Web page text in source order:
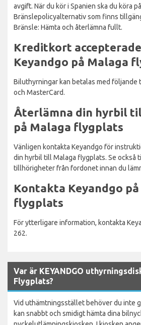
avgift. När du kör i Spanien ska du köra
Bränslepolicyalternativ som finns
Bränsle: Hämta och återlämna fullt.
Kreditkort
Keyandgo på Malaga
Biluthyrningar kan betalas med följande
och MasterCard.
Återlämna din hyrbil
på Malaga flygplats
Vänligen kontakta Keyandgo för
din hyrbil till Malaga flygplats. Se också
tillhörigheter från fordonet innan du
Kontakta Keyandgo
flygplats
För ytterligare information, kontakta
262.
Var är KEYANDGO
Flygplats?
Vid uthämtningsstället behöver du inte
kan snabbt och smidigt hämta dina